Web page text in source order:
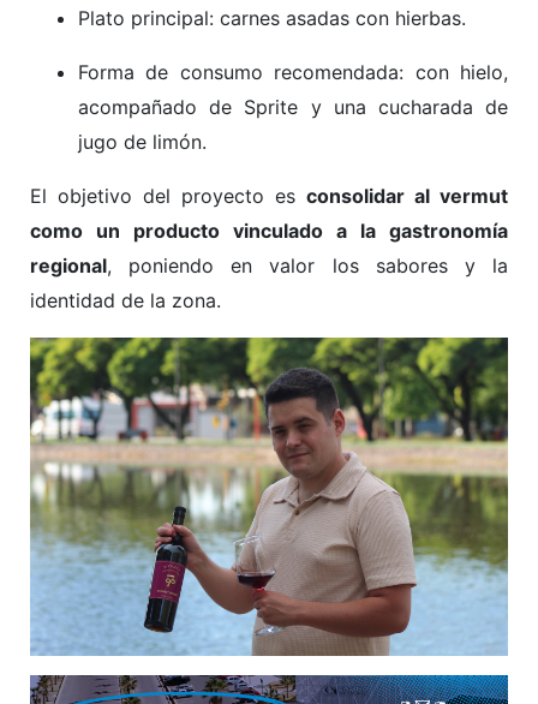
Plato principal: carnes asadas con hierbas.
Forma de consumo recomendada: con hielo,
acompañado de Sprite y una cucharada de
jugo de limón.
El objetivo del proyecto es consolidar al vermut
como un producto vinculado a la gastronomía
regional, poniendo en valor los sabores y la
identidad de la zona.